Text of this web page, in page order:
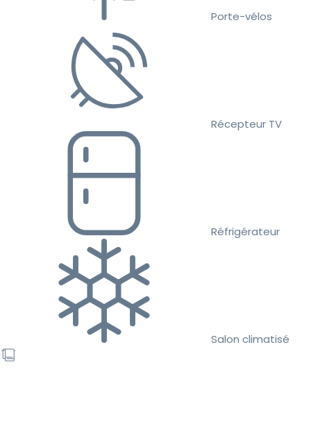
Porte-vélos
Récepteur TV
Réfrigérateur
Salon climatisé